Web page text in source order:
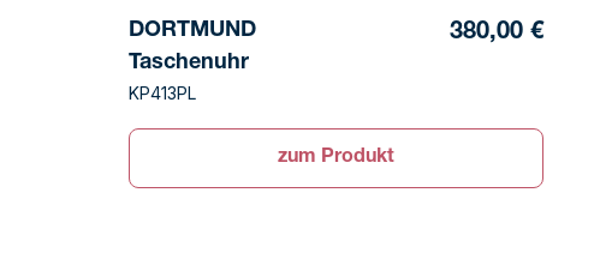
DORTMUND
Taschenuhr
KP413PL
380,00 €
zum Produkt